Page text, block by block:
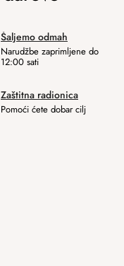
Šaljemo odmah
Narudžbe zaprimljene do
12:00 sati
Zaštitna radionica
Pomoći ćete dobar cilj